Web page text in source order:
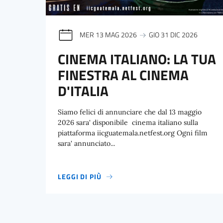
MER 13 MAG 2026 GIO 31 DIC 2026
CINEMA ITALIANO: LA TUA
FINESTRA AL CINEMA
D'ITALIA
Siamo felici di annunciare che dal 13 maggio
2026 sara' disponibile cinema italiano sulla
piattaforma iicguatemala.netfest.org Ogni film
sara' annunciato...
LEGGI DI PIÙ
CINEMA ITALIANO: LA TUA FINESTRA AL CINEMA